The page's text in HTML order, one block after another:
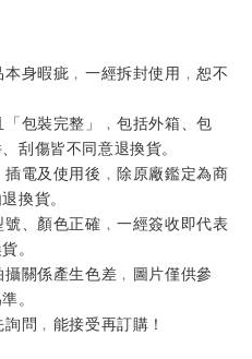
身暇疵﹐一經拆封使用﹐恕不
包裝完整」﹐包括外箱、包
刮傷皆不同意退換貨。
電及使用後﹐除原廠鑑定為商
換貨。
、顏色正確﹐一經簽收即代表
。
關係產生色差﹐圖片僅供參
。
問﹐能接受再訂購！